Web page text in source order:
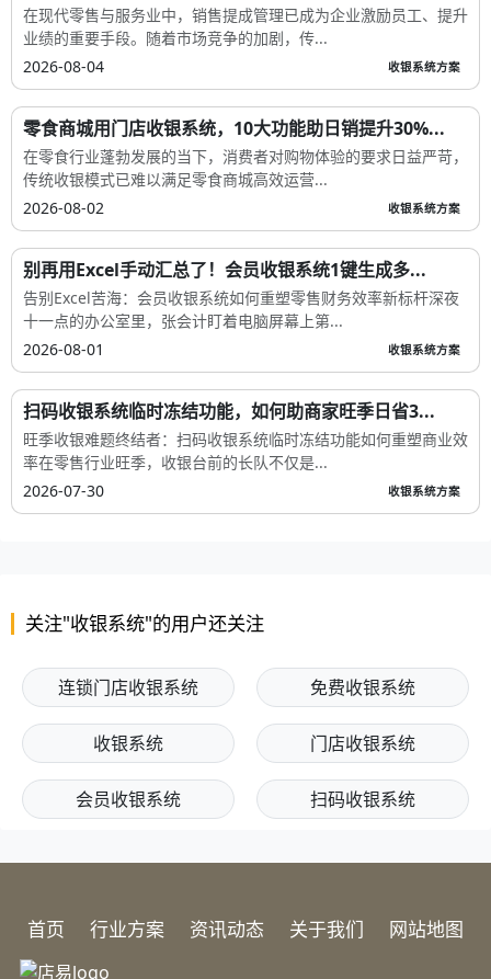
在现代零售与服务业中，销售提成管理已成为企业激励员工、提升
业绩的重要手段。随着市场竞争的加剧，传...
2026-08-04
收银系统方案
零食商城用门店收银系统，10大功能助日销提升30%...
在零食行业蓬勃发展的当下，消费者对购物体验的要求日益严苛，
传统收银模式已难以满足零食商城高效运营...
2026-08-02
收银系统方案
别再用Excel手动汇总了！会员收银系统1键生成多...
告别Excel苦海：会员收银系统如何重塑零售财务效率新标杆深夜
十一点的办公室里，张会计盯着电脑屏幕上第...
2026-08-01
收银系统方案
扫码收银系统临时冻结功能，如何助商家旺季日省3...
旺季收银难题终结者：扫码收银系统临时冻结功能如何重塑商业效
率在零售行业旺季，收银台前的长队不仅是...
2026-07-30
收银系统方案
关注"收银系统"的用户还关注
连锁门店收银系统 免费收银系统
收银系统 门店收银系统
会员收银系统 扫码收银系统
首页 行业方案 资讯动态 关于我们 网站地图